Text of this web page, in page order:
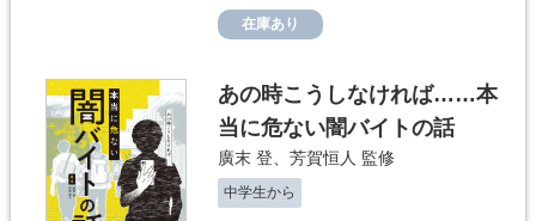
在庫あり
あの時こうしなければ……本
当に危ない闇バイトの話
廣末 登 芳賀恒人 監修
中学生から